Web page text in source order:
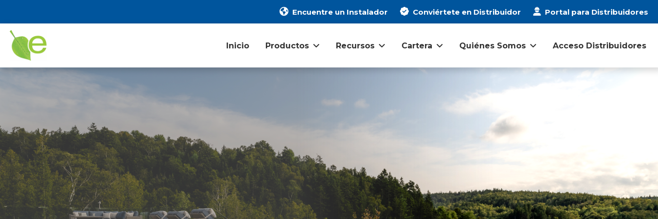
Encuentre un Instalador Conviértete en Distribuidor Portal para Distribuidores
Inicio Productos Recursos Cartera Quiénes Somos Acceso Distribuidores